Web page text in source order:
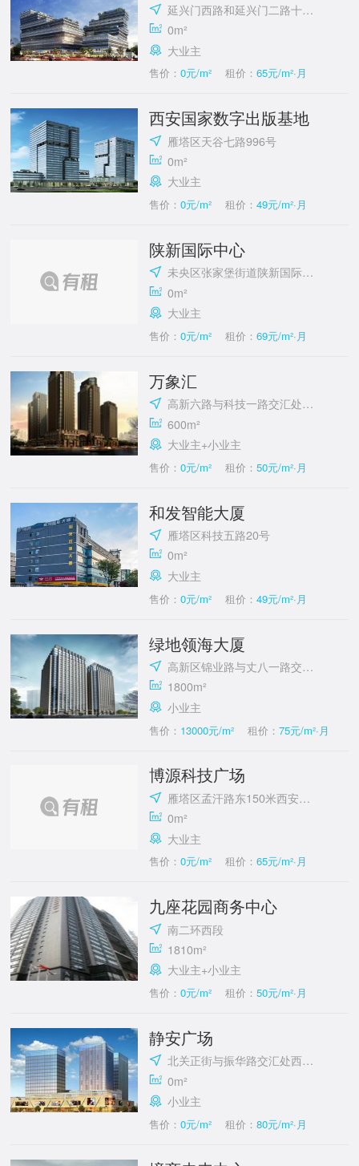
延兴门西路和延兴门二路十字东北角
0m²
大业主
售价：0元/m² 租价： 65元/m²·月
西安国家数字出版基地
雁塔区天谷七路996号
0m²
大业主
售价：0元/m² 租价： 49元/m²·月
陕新国际中心
未央区张家堡街道陕新国际中心
0m²
大业主
售价：0元/m² 租价： 69元/m²·月
万象汇
高新六路与科技一路交汇处东南角
600m²
大业主+小业主
售价：0元/m² 租价： 50元/m²·月
和发智能大厦
雁塔区科技五路20号
0m²
大业主
售价：0元/m² 租价： 49元/m²·月
绿地领海大厦
高新区锦业路与丈八一路交汇处
1800m²
小业主
售价： 13000元/m² 租价： 75元/m²·月
博源科技广场
雁塔区孟汗路东150米西安交通大学国家大学科技园(雁翔路)附近
0m²
大业主
售价：0元/m² 租价： 65元/m²·月
九座花园商务中心
南二环西段
1810m²
大业主+小业主
售价：0元/m² 租价： 50元/m²·月
静安广场
北关正街与振华路交汇处西北角
0m²
小业主
售价：0元/m² 租价： 80元/m²·月